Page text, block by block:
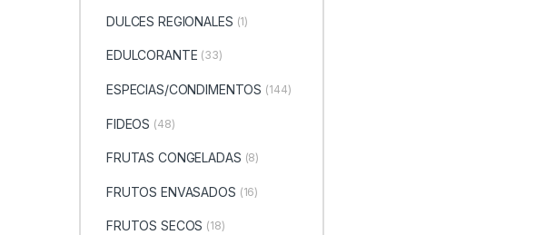
DULCES REGIONALES (1)
EDULCORANTE (33)
ESPECIAS/CONDIMENTOS (144)
FIDEOS (48)
FRUTAS CONGELADAS (8)
FRUTOS ENVASADOS (16)
FRUTOS SECOS (18)